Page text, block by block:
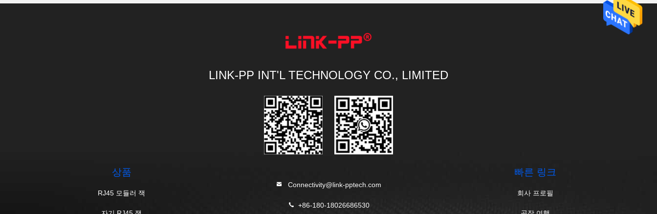
LINK-PP INT'L TECHNOLOGY CO., LIMITED
상품
RJ45 모듈러 잭
Connectivity@link-pptech.com
+86-180-18026686530
빠른 링크
회사 프로필